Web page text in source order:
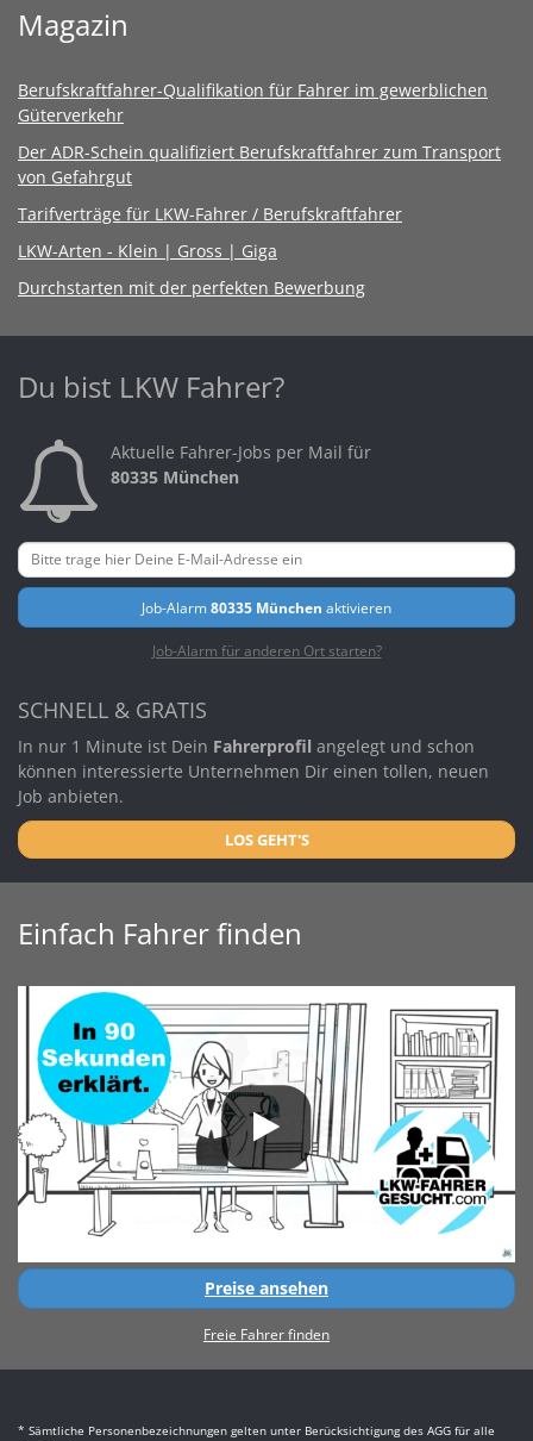
Magazin
Berufskraftfahrer-Qualifikation für Fahrer im gewerblichen
Güterverkehr
Der ADR-Schein qualifiziert Berufskraftfahrer zum Transport
von Gefahrgut
Tarifverträge für LKW-Fahrer / Berufskraftfahrer
LKW-Arten - Klein | Gross | Giga
Durchstarten mit der perfekten Bewerbung
Du bist LKW Fahrer?
Aktuelle Fahrer-Jobs per Mail für
80335 München
Job-Alarm80335 München aktivieren
Job-Alarm für anderen Ort starten?
SCHNELL & GRATIS
In nur 1 Minute ist Dein Fahrerprofil angelegt und schon
können interessierte Unternehmen Dir einen tollen, neuen
Job anbieten.
LOS GEHT'S
Einfach Fahrer finden
Preise ansehen
Freie Fahrer finden
* Sämtliche Personenbezeichnungen gelten unter Berücksichtigung des AGG für alle